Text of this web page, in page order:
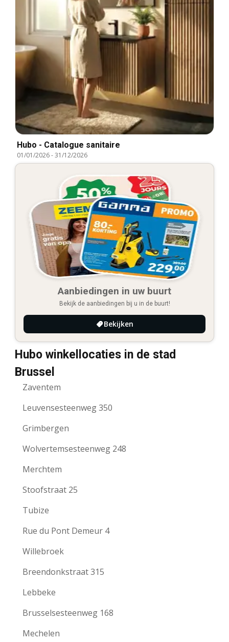
Hubo - Catalogue sanitaire
01/01/2026-31/12/2026
Aanbiedingen in uw buurt
Bekijk de aanbiedingen bij u in de buurt!
Bekijken
Hubo winkellocaties in de stad
Brussel
Zaventem
Leuvensesteenweg 350
Grimbergen
Wolvertemsesteenweg 248
Merchtem
Stoofstraat 25
Tubize
Rue du Pont Demeur 4
Willebroek
Breendonkstraat 315
Lebbeke
Brusselsesteenweg 168
Mechelen